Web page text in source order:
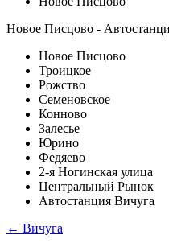
Новое Писцово -
Новое Писцово
Троицкое
Рожство
Семеновское
Конново
Залесье
Юрино
Федяево
2-я Ногинская улица
Центральный Рынок
Автостанция Вичуга
← Вичуга